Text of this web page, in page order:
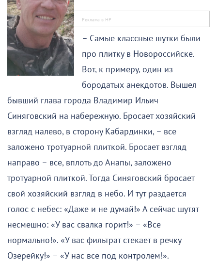
– Самые классные шутки были
про плитку в Новороссийске.
Вот, к примеру, один из
бородатых анекдотов. Вышел
бывший глава города Владимир Ильич
Синяговский на набережную. Бросает хозяйский
взгляд налево, в сторону Кабардинки, – все
заложено тротуарной плиткой. Бросает взгляд
направо – все, вплоть до Анапы, заложено
тротуарной плиткой. Тогда Синяговский бросает
свой хозяйский взгляд в небо. И тут раздается
голос с небес: «Даже и не думай!» А сейчас шутят
несмешно: «У вас свалка горит!» – «Все
нормально!». «У вас фильтрат стекает в речку
Озерейку!» – «У нас все под контролем!».